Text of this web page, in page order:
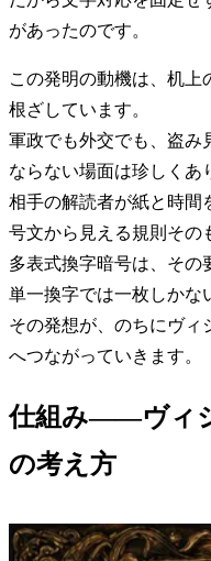
があったのです。
この発明の動機は、机上
根ざしています。
軍政でも外交でも、盗み
ならない場面は珍しくあ
相手の解読者が紙と時間
号文から見える規則その
多表式換字暗号は、その
単一換字では一枚しかな
その発想が、のちにヴィ
へつながっていきます。
仕組み——ヴィ
の考え方